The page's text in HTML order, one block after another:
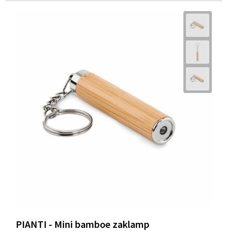
PIANTI - Mini bamboe zaklamp